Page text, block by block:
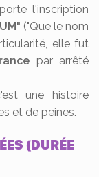
l'inscription
("Que le nom
elle fut
par arrêté
une histoire
et de peines.
(DURÉE